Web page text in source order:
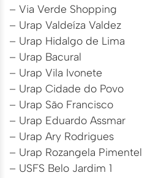
– Via Verde Shopping
– Urap Valdeíza Valdez
– Urap Hidalgo de Lima
– Urap Bacural
– Urap Vila Ivonete
– Urap Cidade do Povo
– Urap São Francisco
– Urap Eduardo Assmar
– Urap Ary Rodrigues
– Urap Rozangela Pimentel
– USFS Belo Jardim 1